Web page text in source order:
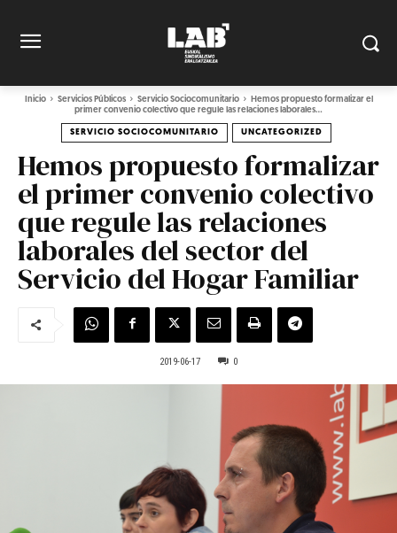
Inicio Servicios Públicos Servicio Sociocomunitario
Hemos propuesto formalizar el
primer convenio colectivo que regule las relaciones laborales...
SERVICIO SOCIOCOMUNITARIO UNCATEGORIZED
Hemos propuesto formalizar
el primer convenio colectivo
que regule las relaciones
laborales del sector del
Servicio del Hogar Familiar
2019-06-17 0